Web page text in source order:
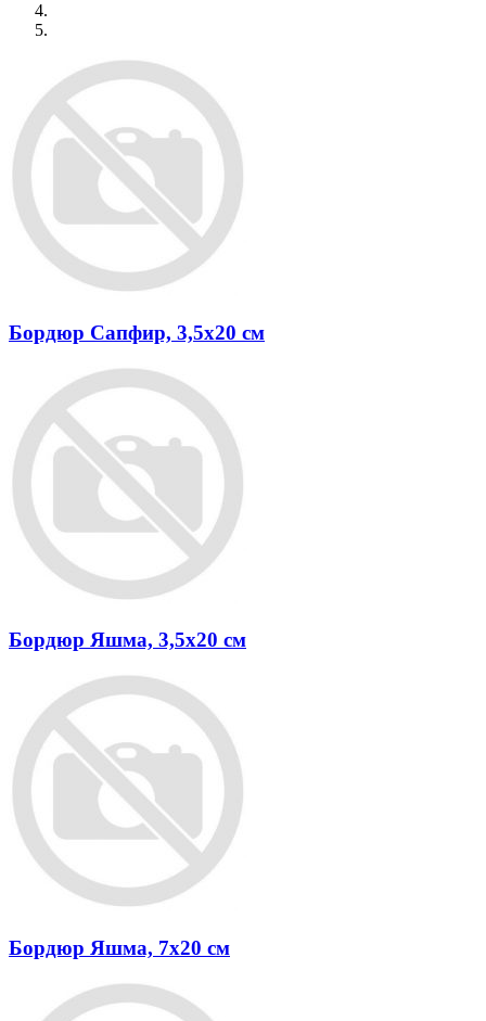
Бордюр Сапфир, 3,5х20 см
Бордюр Яшма, 3,5х20 см
Бордюр Яшма, 7х20 см